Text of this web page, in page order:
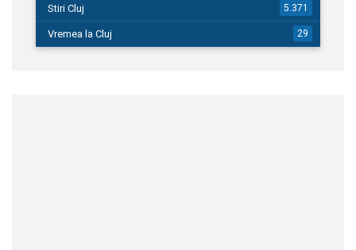
Stiri Cluj 5.371
Vremea la Cluj 29